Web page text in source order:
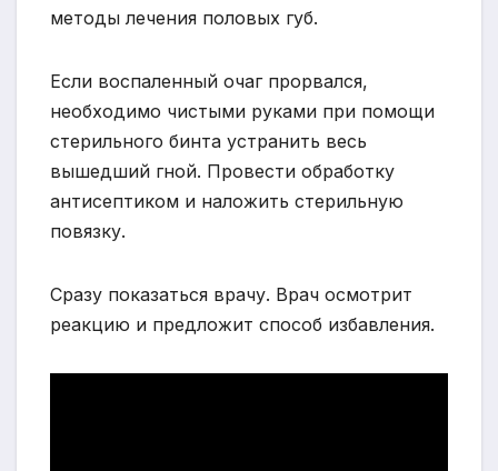
методы лечения половых губ.
Если воспаленный очаг прорвался,
необходимо чистыми руками при помощи
стерильного бинта устранить весь
вышедший гной. Провести обработку
антисептиком и наложить стерильную
повязку.
Сразу показаться врачу. Врач осмотрит
реакцию и предложит способ избавления.